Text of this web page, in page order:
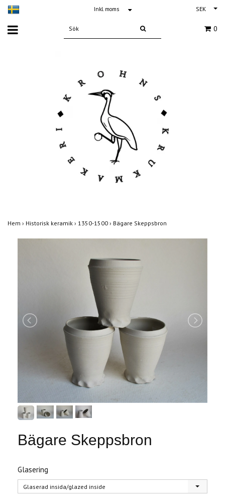
Inkl. moms SEK
0
Hem › Historisk keramik › 1350-1500 › Bägare Skeppsbron
Bägare Skeppsbron
Glasering
Glaserad insida/glazed inside